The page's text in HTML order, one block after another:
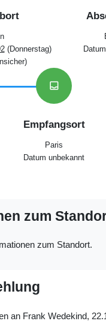
(Donnerstag)
inbox
Empfangsort
Paris
Datum unbekannt
zum
zum Standort.
an Frank Wedekind,